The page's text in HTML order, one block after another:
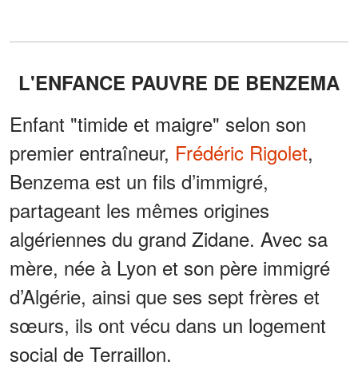
L'ENFANCE PAUVRE DE BENZEMA
Enfant "timide et maigre" selon son
premier entraîneur, Frédéric Rigolet,
Benzema est un fils d’immigré,
partageant les mêmes origines
algériennes du grand Zidane. Avec sa
mère, née à Lyon et son père immigré
d’Algérie, ainsi que ses sept frères et
sœurs, ils ont vécu dans un logement
social de Terraillon.